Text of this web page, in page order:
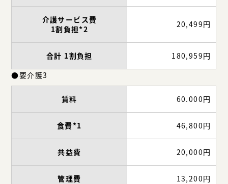
介護サービス費
1割負担*2
20,499円
合計 1割負担
180,959円
●要介護3
賃料 60.000円
食費*1 46,800円
共益費 20,000円
管理費 13,200円